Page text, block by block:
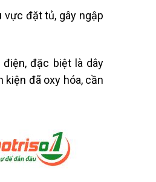
đặt tủ, gây ngập
đặc biệt là dây
kiện đã oxy hóa, cần